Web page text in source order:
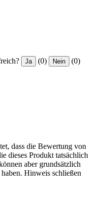
Ja (0) Nein (0)
dass die Bewertung von
dieses Produkt tatsächlich
aber grundsätzlich
Hinweis schließen